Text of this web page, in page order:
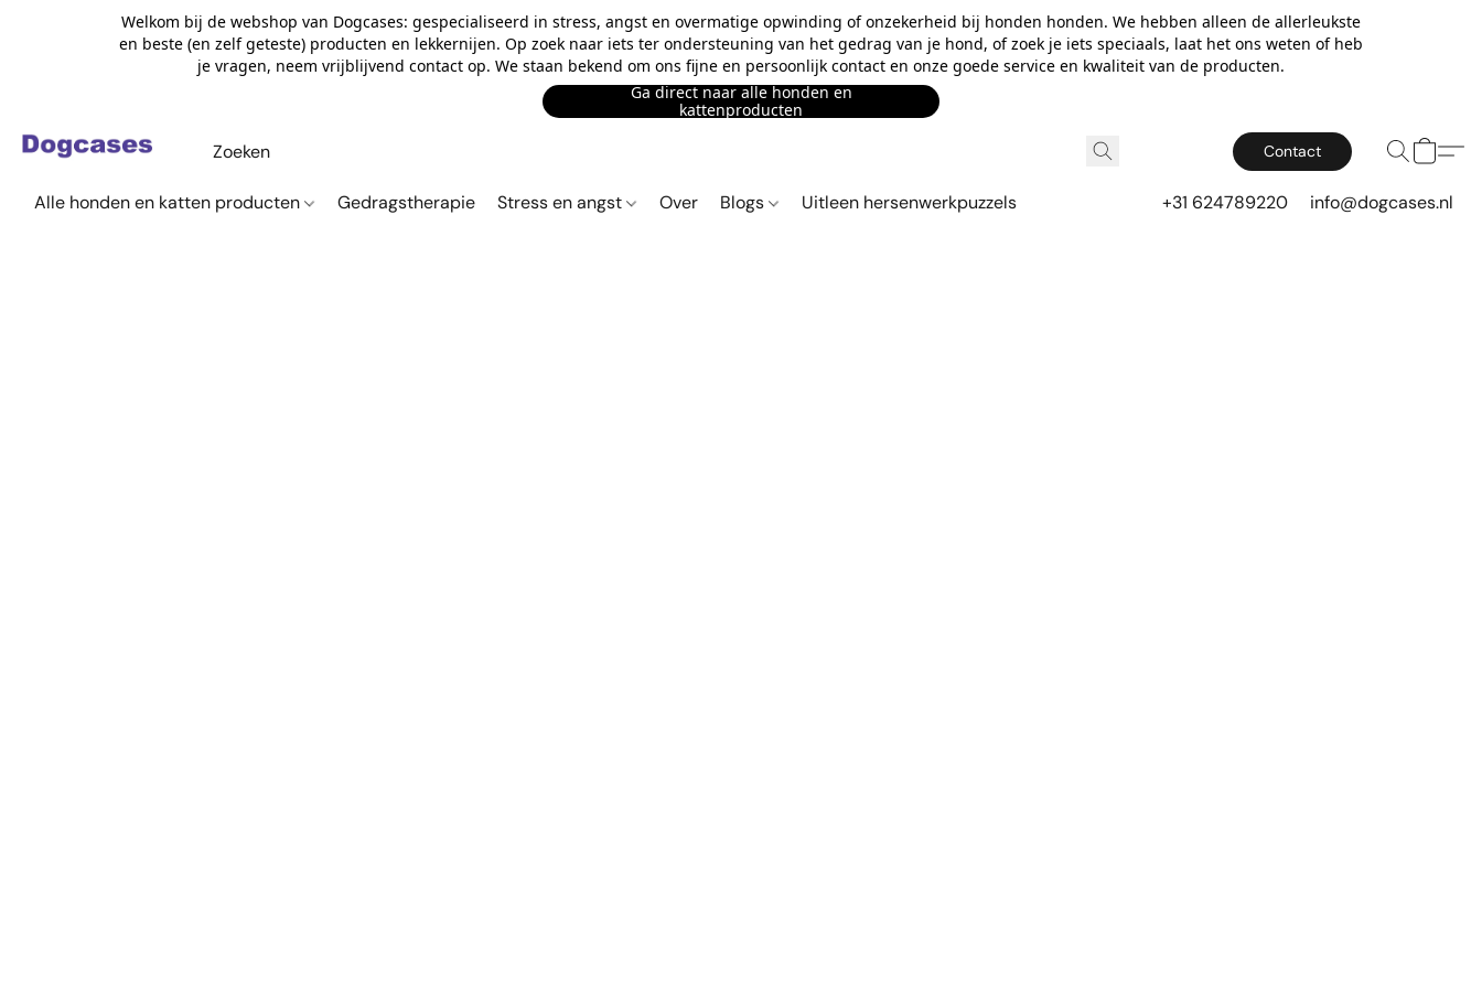
Welkom bij de webshop van Dogcases: gespecialiseerd in stress, angst en overmatige opwinding of onzekerheid bij honden honden. We hebben alleen de allerleukste
en beste (en zelf geteste) producten en lekkernijen. Op zoek naar iets ter ondersteuning van het gedrag van je hond, of zoek je iets speciaals, laat het ons weten of heb
je vragen, neem vrijblijvend contact op. We staan bekend om ons fijne en persoonlijk contact en onze goede service en kwaliteit van de producten.
Ga direct naar alle honden en
kattenproducten
Contact
Alle honden en katten producten Gedragstherapie Stress en angst Over Blogs Uitleen hersenwerkpuzzels +31 624789220 info@dogcases.nl